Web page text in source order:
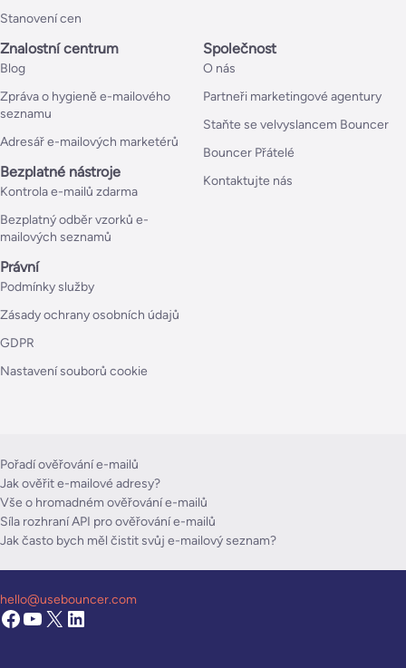
Stanovení cen
Znalostní centrum
Blog
Zpráva o hygieně e-mailového
seznamu
Adresář e-mailových marketérů
Bezplatné nástroje
Kontrola e-mailů zdarma
Bezplatný odběr vzorků e-
mailových seznamů
Společnost
O nás
Partneři marketingové agentury
Staňte se velvyslancem Bouncer
Bouncer Přátelé
Kontaktujte nás
Právní
Podmínky služby
Zásady ochrany osobních údajů
GDPR
Nastavení souborů cookie
Pořadí ověřování e-mailů
Jak ověřit e-mailové adresy?
Vše o hromadném ověřování e-mailů
Síla rozhraní API pro ověřování e-mailů
Jak často bych měl čistit svůj e-mailový seznam?
hello@usebouncer.com